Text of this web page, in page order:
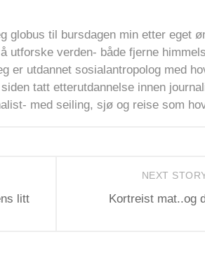
globus til bursdagen min etter eget
utforske verden- både fjerne
er utdannet sosialantropolog med
tatt etterutdannelse innen
med seiling, sjø og reise som
NEXT
Kortreist mat..og
litt